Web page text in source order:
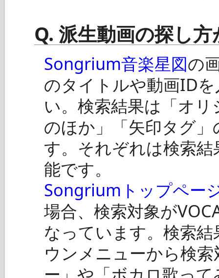
Q. 派生動画の探し
Songrium音楽星図の
のタイトルや動画ID
い。検索結果は「オ
のほか」「矢印タグ
す。それぞれは検索
能です。
Songriumトップペー
場合、検索対象が
なっています。検索
ウンメニューから検